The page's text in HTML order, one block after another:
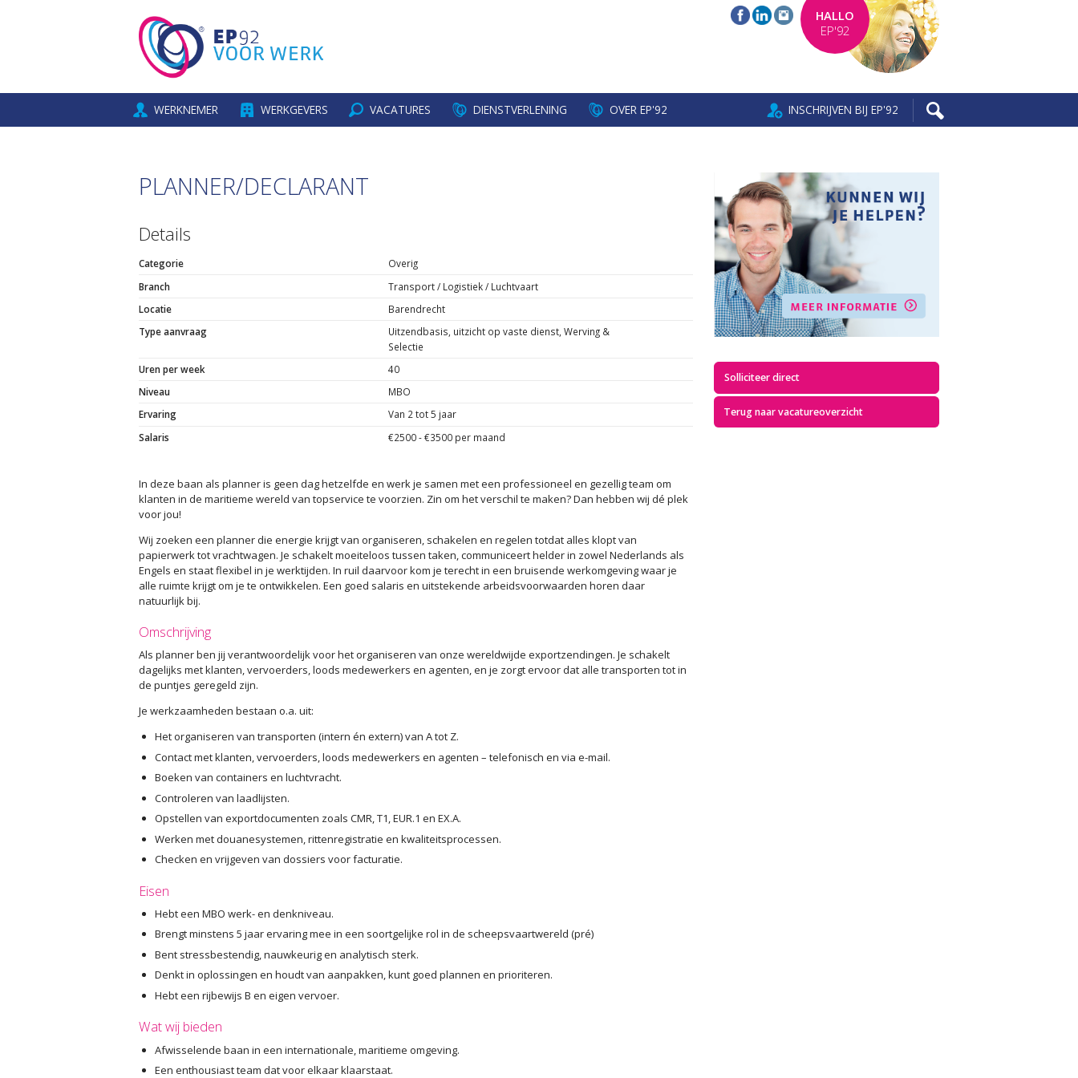
HALLO
EP'92
WERKNEMER WERKGEVERS VACATURES DIENSTVERLENING OVER EP'92 INSCHRIJVEN BIJ EP'92
PLANNER/DECLARANT
Details
Categorie
Overig
Branch
Transport / Logistiek / Luchtvaart
Locatie
Barendrecht
Type aanvraag
Uitzendbasis, uitzicht op vaste dienst, Werving &
Selectie
Uren per week
40
Niveau
MBO
Ervaring
Van 2 tot 5 jaar
Salaris
€2500 - €3500 per maand
In deze baan als planner is geen dag hetzelfde en werk je samen met een professioneel en gezellig team om
klanten in de maritieme wereld van topservice te voorzien. Zin om het verschil te maken? Dan hebben wij dé plek
voor jou!
Wij zoeken een planner die energie krijgt van organiseren, schakelen en regelen totdat alles klopt van
papierwerk tot vrachtwagen. Je schakelt moeiteloos tussen taken, communiceert helder in zowel Nederlands als
Engels en staat flexibel in je werktijden. In ruil daarvoor kom je terecht in een bruisende werkomgeving waar je
alle ruimte krijgt om je te ontwikkelen. Een goed salaris en uitstekende arbeidsvoorwaarden horen daar
natuurlijk bij.
Omschrijving
Als planner ben jij verantwoordelijk voor het organiseren van onze wereldwijde exportzendingen. Je schakelt
dagelijks met klanten, vervoerders, loods medewerkers en agenten, en je zorgt ervoor dat alle transporten tot in
de puntjes geregeld zijn.
Je werkzaamheden bestaan o.a. uit:
Het organiseren van transporten (intern én extern) van A tot Z.
Contact met klanten, vervoerders, loods medewerkers en agenten – telefonisch en via e-mail.
Boeken van containers en luchtvracht.
Controleren van laadlijsten.
Opstellen van exportdocumenten zoals CMR, T1, EUR.1 en EX.A.
Werken met douanesystemen, rittenregistratie en kwaliteitsprocessen.
Checken en vrijgeven van dossiers voor facturatie.
Eisen
Hebt een MBO werk- en denkniveau.
Brengt minstens 5 jaar ervaring mee in een soortgelijke rol in de scheepsvaartwereld (pré)
Bent stressbestendig, nauwkeurig en analytisch sterk.
Denkt in oplossingen en houdt van aanpakken, kunt goed plannen en prioriteren.
Hebt een rijbewijs B en eigen vervoer.
Wat wij bieden
Afwisselende baan in een internationale, maritieme omgeving.
Een enthousiast team dat voor elkaar klaarstaat.
Solliciteer direct
Terug naar vacatureoverzicht